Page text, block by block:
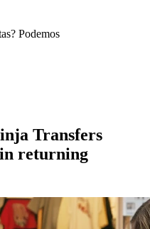
Podemos
Transfers
returning